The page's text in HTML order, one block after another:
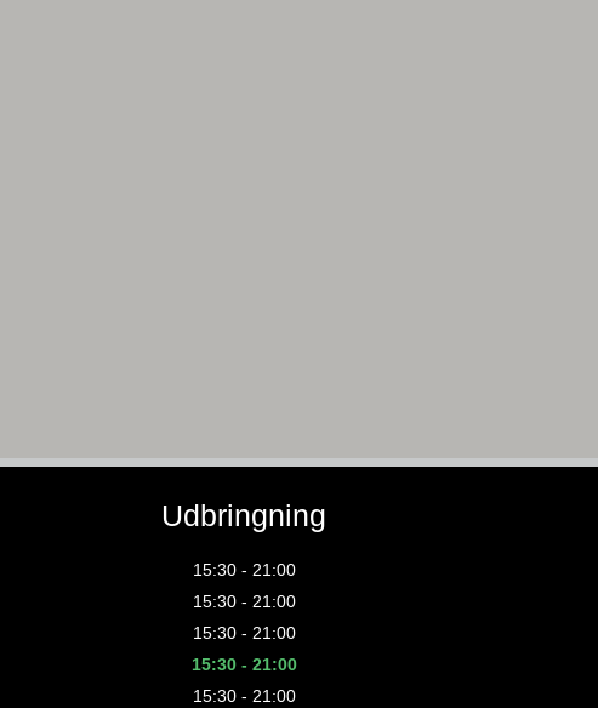
Udbringning
15:30 - 21:00
15:30 - 21:00
15:30 - 21:00
15:30 - 21:00
15:30 - 21:00